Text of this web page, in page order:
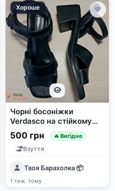
Хороше
Чорні босоніжки
Verdasco на стійкому
каблуці, розмір 38
500 грн 🔥 Вигідно
Взуття
Твоя Барахолка 📦
1 тиж. тому